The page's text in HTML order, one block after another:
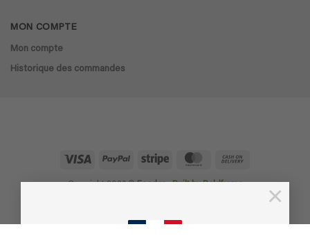
×
MON COMPTE
Mon compte
Historique des commandes
Visa PayPal Stripe MasterCard
Delivery
Copyright 2026 ©Ecodor-Built by Boldframe